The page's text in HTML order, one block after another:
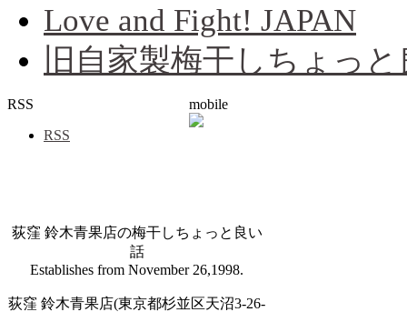
Love and Fight! JAPAN
旧自家製梅干しちょっ
RSS
RSS
mobile
荻窪 鈴木青果店の梅干しちょっと良い
話
Establishes from November 26,1998.
荻窪 鈴木青果店(東京都杉並区天沼3-26-